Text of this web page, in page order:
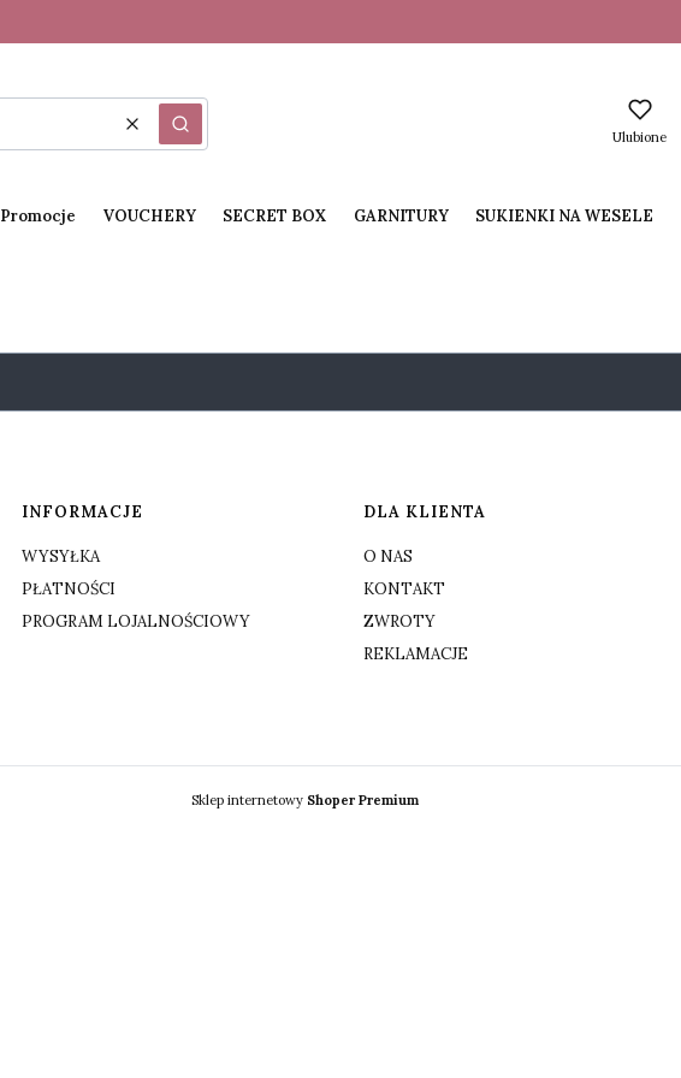
WyczyśćSzukaj Ulubione
Promocje VOUCHERY SECRET BOX GARNITURY SUKIENKI NA WESELE
INFORMACJE
WYSYŁKA
PŁATNOŚCI
PROGRAM LOJALNOŚCIOWY
DLA KLIENTA
O NAS
KONTAKT
ZWROTY
REKLAMACJE
Sklep internetowy Shoper Premium